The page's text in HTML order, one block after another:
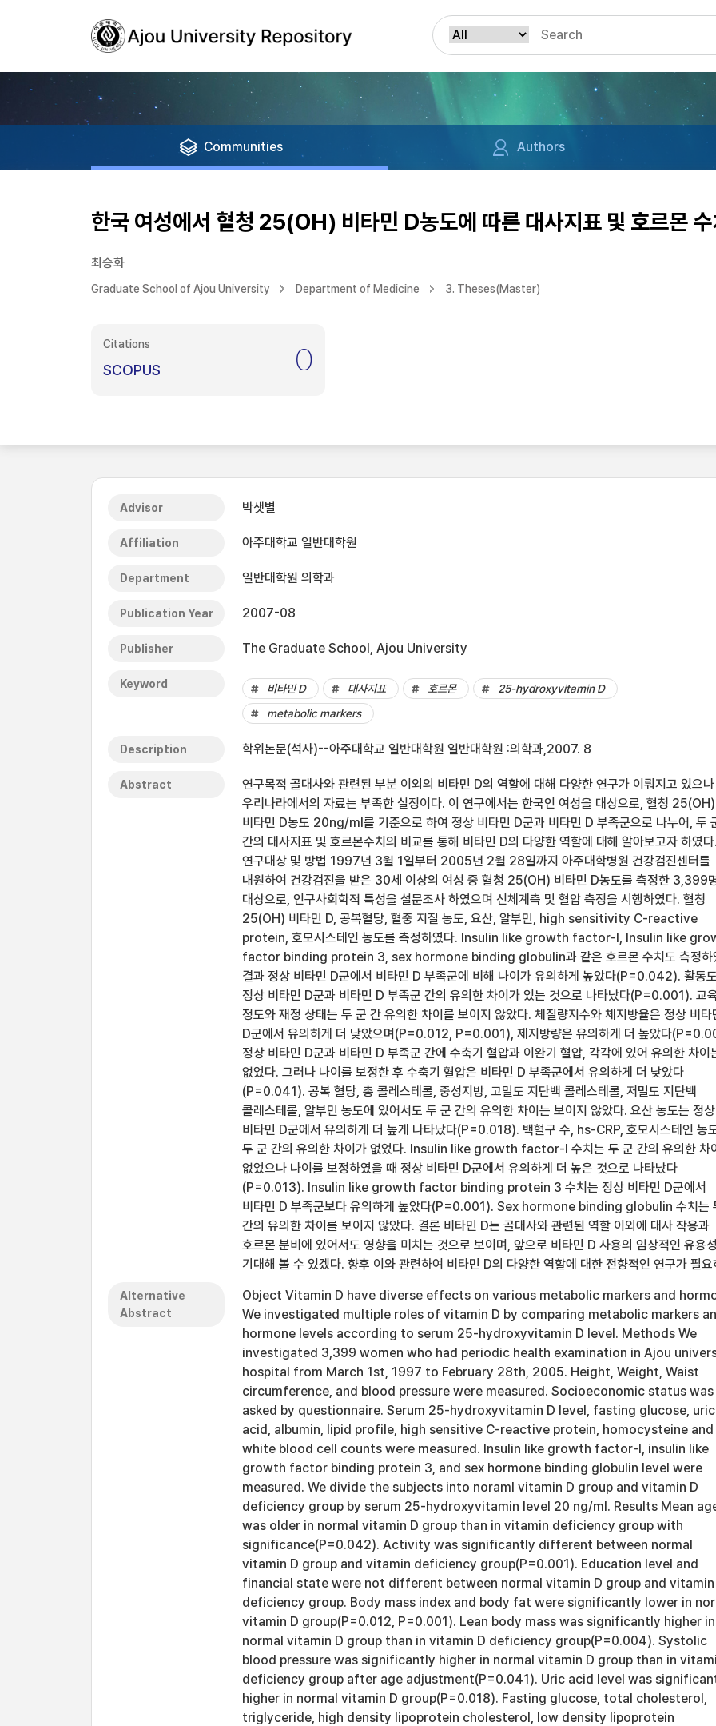
Communities Authors
한국 여성에서 혈청 25(OH) 비타민 D농도에 따른 대사지표 및 호르몬
최승화
Graduate School of Ajou University Department of Medicine 3. Theses(Master)
Citations
SCOPUS 0
Advisor 박샛별
Affiliation 아주대학교 일반대학원
Department 일반대학원 의학과
Publication Year 2007-08
Publisher The Graduate School, Ajou University
Keyword 비타민 D 대사지표 호르몬
25-hydroxyvitamin D
metabolic markers
Description 학위논문(석사)--아주대학교 일반대학원 일반대학원 :의학과,2007. 8
Abstract
연구목적 골대사와 관련된 부분 이외의 비타민 D의 역할에 대해 다양한 연구가 이뤄지고 있으나
우리나라에서의 자료는 부족한 실정이다. 이 연구에서는 한국인 여성을 대상으로, 혈청 25(OH)
비타민 D농도 20ng/ml를 기준으로 하여 정상 비타민 D군과 비타민 D 부족군으로 나누어, 두
간의 대사지표 및 호르몬수치의 비교를 통해 비타민 D의 다양한 역할에 대해 알아보고자 하였다.
연구대상 및 방법 1997년 3월 1일부터 2005년 2월 28일까지 아주대학병원 건강검진센터를
내원하여 건강검진을 받은 30세 이상의 여성 중 혈청 25(OH) 비타민 D농도를 측정한 3,399
대상으로, 인구사회학적 특성을 설문조사 하였으며 신체계측 및 혈압 측정을 시행하였다. 혈청
25(OH) 비타민 D, 공복혈당, 혈중 지질 농도, 요산, 알부민, high sensitivity C-reactive
protein, 호모시스테인 농도를 측정하였다. Insulin like growth factor-I, Insulin like
factor binding protein 3, sex hormone binding globulin과 같은 호르몬 수치도 측정하
결과 정상 비타민 D군에서 비타민 D 부족군에 비해 나이가 유의하게 높았다(P=0.042). 활동
정상 비타민 D군과 비타민 D 부족군 간의 유의한 차이가 있는 것으로 나타났다(P=0.001). 교
정도와 재정 상태는 두 군 간 유의한 차이를 보이지 않았다. 체질량지수와 체지방율은 정상 비타
D군에서 유의하게 더 낮았으며(P=0.012, P=0.001), 제지방량은 유의하게 더 높았다
정상 비타민 D군과 비타민 D 부족군 간에 수축기 혈압과 이완기 혈압, 각각에 있어 유의한 차이
없었다. 그러나 나이를 보정한 후 수축기 혈압은 비타민 D 부족군에서 유의하게 더 낮았다
(P=0.041). 공복 혈당, 총 콜레스테롤, 중성지방, 고밀도 지단백 콜레스테롤, 저밀도 지단백
콜레스테롤, 알부민 농도에 있어서도 두 군 간의 유의한 차이는 보이지 않았다. 요산 농도는 정상
비타민 D군에서 유의하게 더 높게 나타났다(P=0.018). 백혈구 수, hs-CRP, 호모시스테인 농
두 군 간의 유의한 차이가 없었다. Insulin like growth factor-I 수치는 두 군 간의 유의한 차
없었으나 나이를 보정하였을 때 정상 비타민 D군에서 유의하게 더 높은 것으로 나타났다
(P=0.013). Insulin like growth factor binding protein 3 수치는 정상 비타민 D군에서
비타민 D 부족군보다 유의하게 높았다(P=0.001). Sex hormone binding globulin 수치는
간의 유의한 차이를 보이지 않았다. 결론 비타민 D는 골대사와 관련된 역할 이외에 대사 작용과
호르몬 분비에 있어서도 영향을 미치는 것으로 보이며, 앞으로 비타민 D 사용의 임상적인 유용
기대해 볼 수 있겠다. 향후 이와 관련하여 비타민 D의 다양한 역할에 대한 전향적인 연구가 필요
Alternative
Abstract
Object Vitamin D have diverse effects on various metabolic markers and
We investigated multiple roles of vitamin D by comparing metabolic markers
hormone levels according to serum 25-hydroxyvitamin D level. Methods We
investigated 3,399 women who had periodic health examination in Ajou
hospital from March 1st, 1997 to February 28th, 2005. Height, Weight, Waist
circumference, and blood pressure were measured. Socioeconomic status was
asked by questionnaire. Serum 25-hydroxyvitamin D level, fasting glucose, uric
acid, albumin, lipid profile, high sensitive C-reactive protein, homocysteine and
white blood cell counts were measured. Insulin like growth factor-I, insulin like
growth factor binding protein 3, and sex hormone binding globulin level were
measured. We divide the subjects into noraml vitamin D group and vitamin D
deficiency group by serum 25-hydroxyvitamin level 20 ng/ml. Results Mean
was older in normal vitamin D group than in vitamin deficiency group with
significance(P=0.042). Activity was significantly different between normal
vitamin D group and vitamin deficiency group(P=0.001). Education level and
financial state were not different between normal vitamin D group and vitamin
deficiency group. Body mass index and body fat were significantly lower in
vitamin D group(P=0.012, P=0.001). Lean body mass was significantly higher in
normal vitamin D group than in vitamin D deficiency group(P=0.004). Systolic
blood pressure was significantly higher in normal vitamin D group than in
deficiency group after age adjustment(P=0.041). Uric acid level was
higher in normal vitamin D group(P=0.018). Fasting glucose, total cholesterol,
triglyceride, high density lipoprotein cholesterol, low density lipoprotein